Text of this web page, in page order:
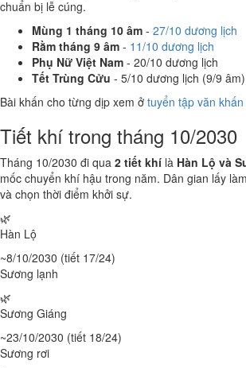
chuẩn bị lễ cúng.
Mùng 1 tháng 10 âm - 27/10 dương lịch
Rằm tháng 9 âm - 11/10 dương lịch
Phụ Nữ Việt Nam - 20/10 dương lịch
Tết Trùng Cửu - 5/10 dương lịch (9/9 âm)
Bài khấn cho từng dịp xem ở tuyển tập văn
Tiết khí trong tháng 10/2030
Tháng 10/2030 đi qua 2 tiết khí là Hàn Lộ và
mốc chuyển khí hậu trong năm. Dân gian lấy
và chọn thời điểm khởi sự.
🌿
Hàn Lộ
~8/10/2030 (tiết 17/24)
Sương lạnh
🌿
Sương Giáng
~23/10/2030 (tiết 18/24)
Sương rơi